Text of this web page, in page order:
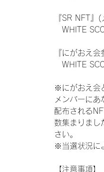
『SR NFT』
WHITE
『にがおえ
WHITE
※にがおえ会
メンバーに
配布される
数集まりまし
さい。
※当選状況に
【注意事項】